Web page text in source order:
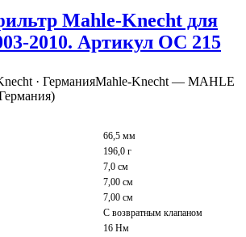
Mahle-Knecht для
2010. Артикул OC 215
· ГерманияMahle-Knecht — MAHLE
66,5 мм
196,0 г
7,0 см
7,00 см
7,00 см
С возвратным клапаном
16 Нм